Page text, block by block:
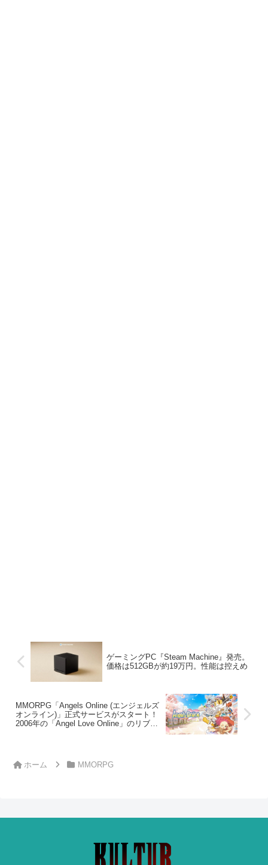
ゲーミングPC『Steam Machine』発売。
価格は512GBが約19万円。性能は控えめ
MMORPG「Angels Online (エンジェルズ
オンライン)」正式サービスがスタート！
2006年の「Angel Love Online」のリブー
ホーム MMORPG